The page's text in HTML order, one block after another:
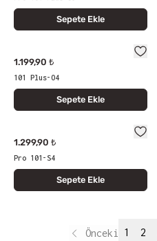
Sepete Ekle
1.199,90 ₺
101 Plus-O4
Sepete Ekle
1.299,90 ₺
Pro 101-S4
Sepete Ekle
Önceki 1 2